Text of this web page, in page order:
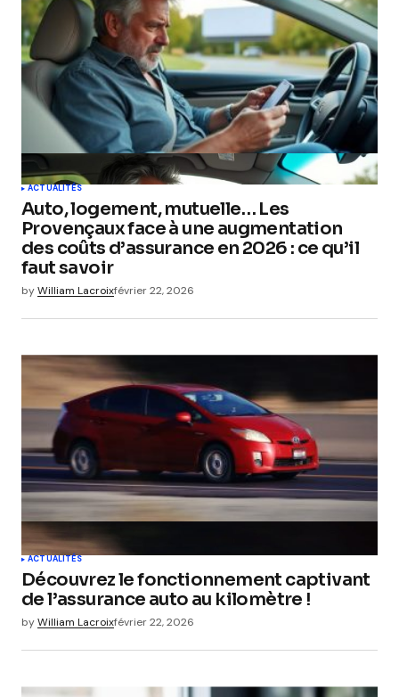
ACTUALITÉS
Auto, logement, mutuelle… Les
Provençaux face à une augmentation
des coûts d’assurance en 2026 : ce qu’il
faut savoir
byWilliam Lacroixfévrier 22, 2026
ACTUALITÉS
Découvrez le fonctionnement captivant
de l’assurance auto au kilomètre !
byWilliam Lacroixfévrier 22, 2026